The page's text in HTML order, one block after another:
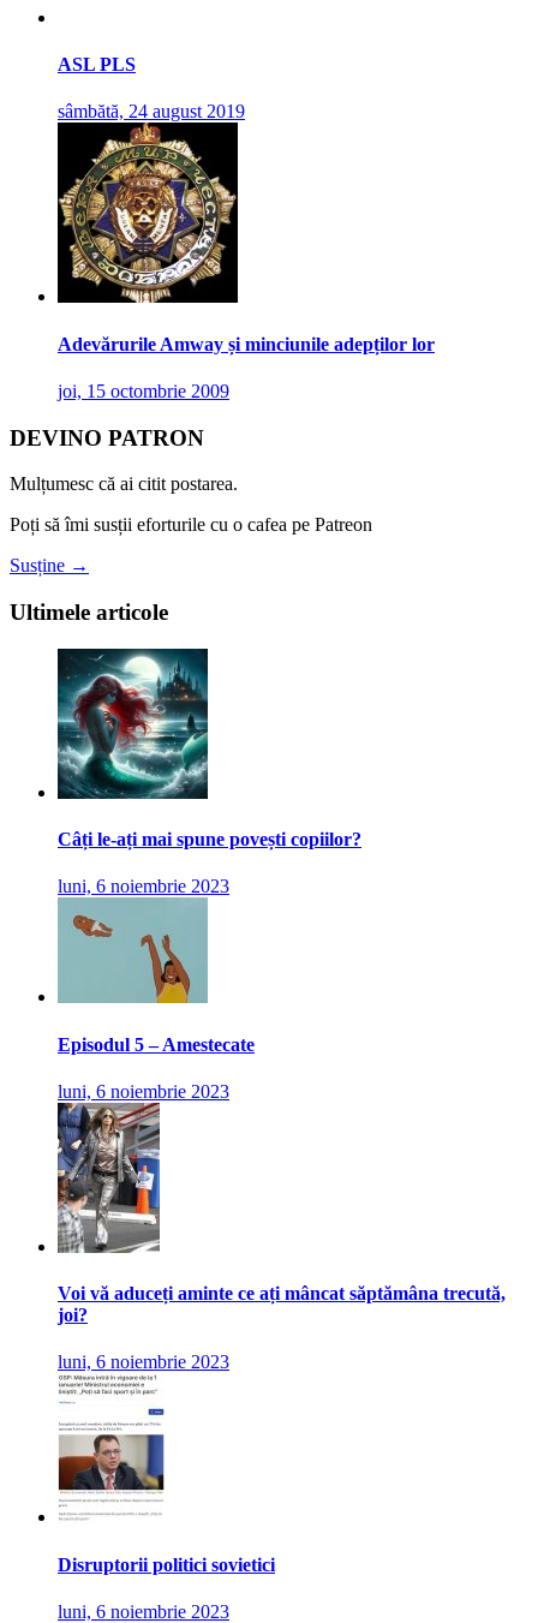
ASL PLS
sâmbătă, 24 august 2019
Adevărurile Amway și minciunile adepților lor
joi, 15 octombrie 2009
DEVINO PATRON
Mulțumesc că ai citit postarea.
Poți să îmi susții eforturile cu o cafea pe Patreon
Susține →
Ultimele articole
Câți le-ați mai spune povești copiilor?
luni, 6 noiembrie 2023
Episodul 5 – Amestecate
luni, 6 noiembrie 2023
Voi vă aduceți aminte ce ați mâncat săptămâna trecută,
joi?
luni, 6 noiembrie 2023
Disruptorii politici sovietici
luni, 6 noiembrie 2023